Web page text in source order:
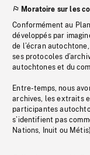
Moratoire sur les
Conformément au
développés par
de l’écran
ses protocoles
autochtones et du
Entre-temps, nous
archives, les extraits
participantes
s’identifient pas
Nations, Inuit ou